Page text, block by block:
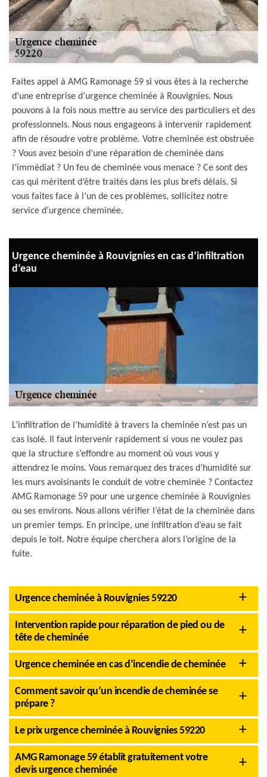
Faites appel à AMG Ramonage 59 si vous êtes à la recherche
d’une entreprise d’urgence cheminée à Rouvignies. Nous
pouvons à la fois nous mettre au service des particuliers et des
professionnels. Nous nous engageons à intervenir rapidement
afin de résoudre votre problème. Votre cheminée est obstruée
? Vous avez besoin d’une réparation de cheminée dans
l’immédiat ? Un feu de cheminée vous menace ? Ce sont des
cas qui méritent d’être traités dans les plus brefs délais. Si
vous faites face à l’un de ces problèmes, sollicitez notre
service d’urgence cheminée.
Urgence cheminée à Rouvignies en cas d’infiltration
d’eau
L’infiltration de l’humidité à travers la cheminée n’est pas un
cas isolé. Il faut intervenir rapidement si vous ne voulez pas
que la structure s’effondre au moment où vous vous y
attendrez le moins. Vous remarquez des traces d’humidité sur
les murs avoisinants le conduit de votre cheminée ? Contactez
AMG Ramonage 59 pour une urgence cheminée à Rouvignies
ou ses environs. Nous allons vérifier l’état de la cheminée dans
un premier temps. En principe, une infiltration d’eau se fait
depuis le toit. Notre équipe cherchera alors l’origine de la
fuite.
Urgence cheminée à Rouvignies 59220
Intervention rapide pour réparation de pied ou de
tête de cheminée
Urgence cheminée en cas d’incendie de cheminée
Comment savoir qu’un incendie de cheminée se
prépare ?
Le prix urgence cheminée à Rouvignies 59220
AMG Ramonage 59 établit gratuitement votre
devis urgence cheminée